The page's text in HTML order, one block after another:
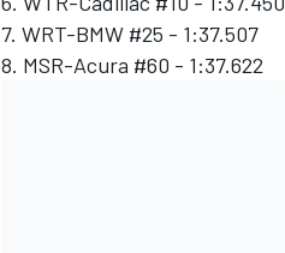
7. WRT-BMW #25 - 1:37.507
8. MSR-Acura #60 - 1:37.622